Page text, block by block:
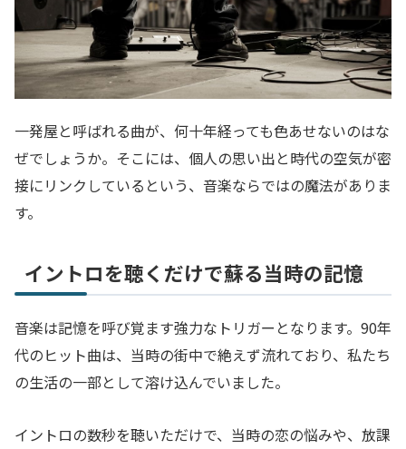
一発屋と呼ばれる曲が、何十年経っても色あせないのはな
ぜでしょうか。そこには、個人の思い出と時代の空気が密
接にリンクしているという、音楽ならではの魔法がありま
す。
イントロを聴くだけで蘇る当時の記憶
音楽は記憶を呼び覚ます強力なトリガーとなります。90年
代のヒット曲は、当時の街中で絶えず流れており、私たち
の生活の一部として溶け込んでいました。
イントロの数秒を聴いただけで、当時の恋の悩みや、放課